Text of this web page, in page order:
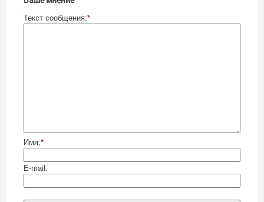
Текст сообщения:*
Имя:*
E-mail: